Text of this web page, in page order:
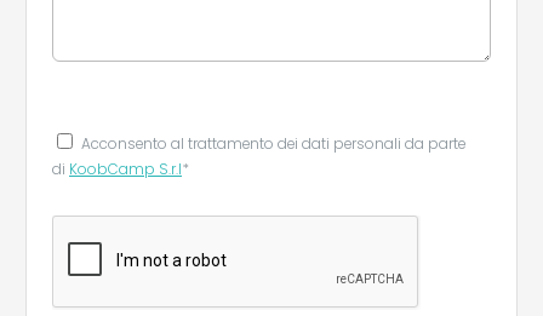
Acconsento al trattamento dei dati personali da parte
di KoobCamp S.r.l*